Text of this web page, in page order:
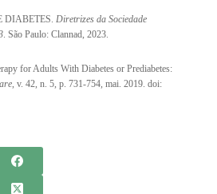
DIABETES. Diretrizes da Sociedade
. São Paulo: Clannad, 2023.
for Adults With Diabetes or Prediabetes:
, v. 42, n. 5, p. 731-754, mai. 2019. doi: